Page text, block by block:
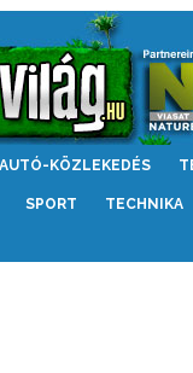
AUTÓ-KÖZLEKEDÉS
SPORT TECHNIKA